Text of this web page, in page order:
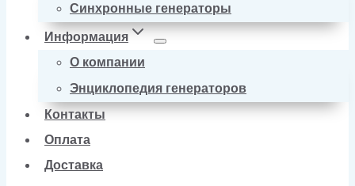
Синхронные генераторы
Информация
О компании
Энциклопедия генераторов
Контакты
Оплата
Доставка